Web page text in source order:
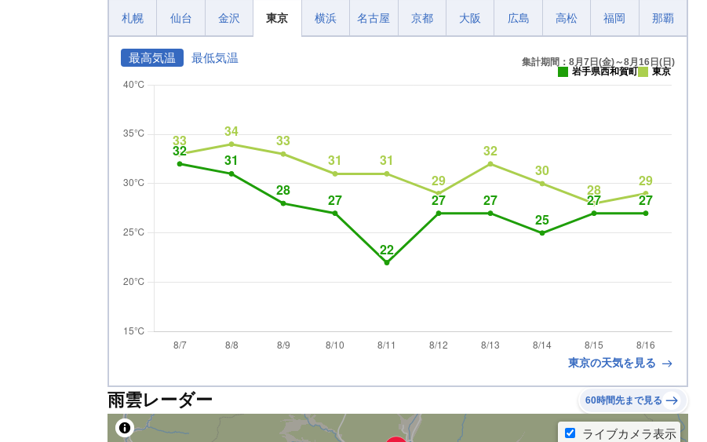
札幌 仙台 金沢 東京 横浜 名古屋 京都 大阪 広島 高松 福岡 那覇
最高気温 最低気温
集計期間：8月7日(金)～8月16日(日)
岩手県西和賀町
東京
東京の天気を見る
雨雲レーダー 60時間先まで見る